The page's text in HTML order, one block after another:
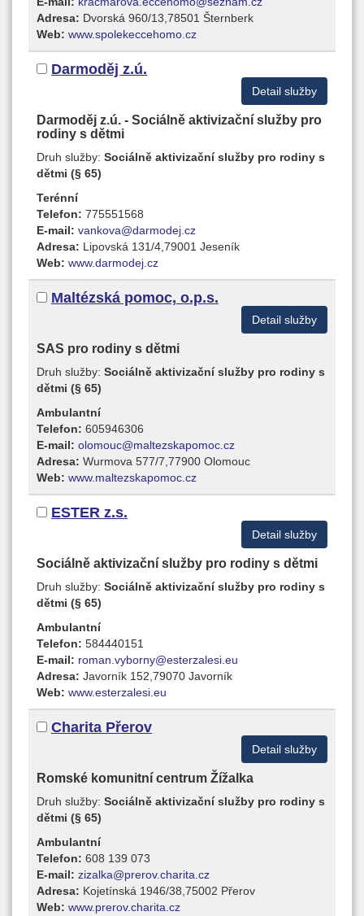
Adresa: Dvorská 960/13,78501 Šternberk
Web: www.spolekeccehomo.cz
Darmoděj z.ú.
Detail služby
Darmoděj z.ú. - Sociálně aktivizační služby pro
rodiny s dětmi
Druh služby: Sociálně aktivizační služby pro rodiny s
dětmi (§ 65)
Terénní
Telefon: 775551568
E-mail: vankova@darmodej.cz
Adresa: Lipovská 131/4,79001 Jeseník
Web: www.darmodej.cz
Maltézská pomoc, o.p.s.
Detail služby
SAS pro rodiny s dětmi
Druh služby: Sociálně aktivizační služby pro rodiny s
dětmi (§ 65)
Ambulantní
Telefon: 605946306
E-mail: olomouc@maltezskapomoc.cz
Adresa: Wurmova 577/7,77900 Olomouc
Web: www.maltezskapomoc.cz
ESTER z.s.
Detail služby
Sociálně aktivizační služby pro rodiny s dětmi
Druh služby: Sociálně aktivizační služby pro rodiny s
dětmi (§ 65)
Ambulantní
Telefon: 584440151
E-mail: roman.vyborny@esterzalesi.eu
Adresa: Javorník 152,79070 Javorník
Web: www.esterzalesi.eu
Charita Přerov
Detail služby
Romské komunitní centrum Žížalka
Druh služby: Sociálně aktivizační služby pro rodiny s
dětmi (§ 65)
Ambulantní
Telefon: 608 139 073
E-mail: zizalka@prerov.charita.cz
Adresa: Kojetínská 1946/38,75002 Přerov
Web: www.prerov.charita.cz